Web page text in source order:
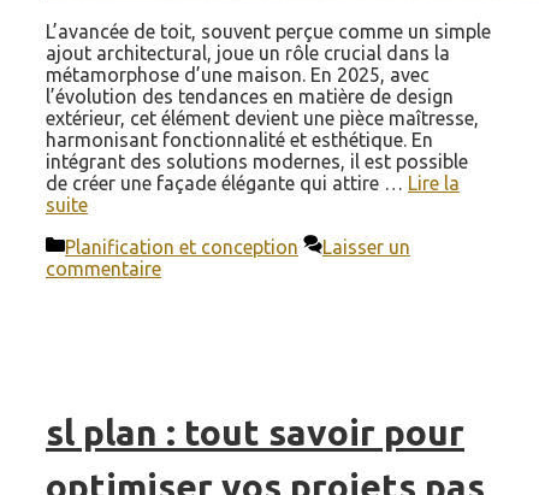
L’avancée de toit, souvent perçue comme un simple
ajout architectural, joue un rôle crucial dans la
métamorphose d’une maison. En 2025, avec
l’évolution des tendances en matière de design
extérieur, cet élément devient une pièce maîtresse,
harmonisant fonctionnalité et esthétique. En
intégrant des solutions modernes, il est possible
de créer une façade élégante qui attire … Lire la
suite
Catégories
Planification et conception
Laisser un
commentaire
sl plan : tout savoir pour